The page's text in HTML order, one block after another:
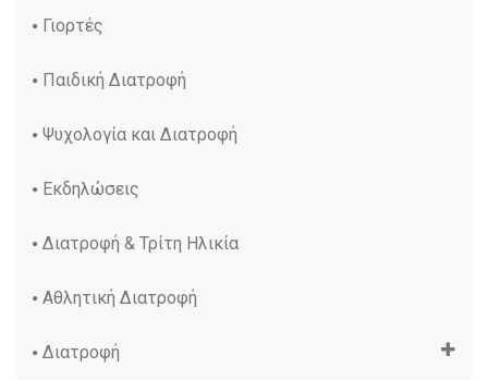
Γιορτές
Παιδική Διατροφή
Ψυχολογία και Διατροφή
Εκδηλώσεις
Διατροφή & Τρίτη Ηλικία
Αθλητική Διατροφή
Διατροφή